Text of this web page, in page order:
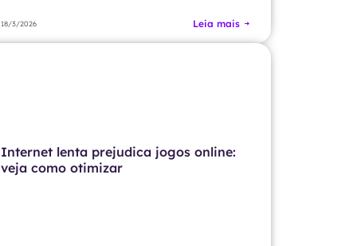
18/3/2026 Leia mais
Internet lenta prejudica jogos online:
veja como otimizar